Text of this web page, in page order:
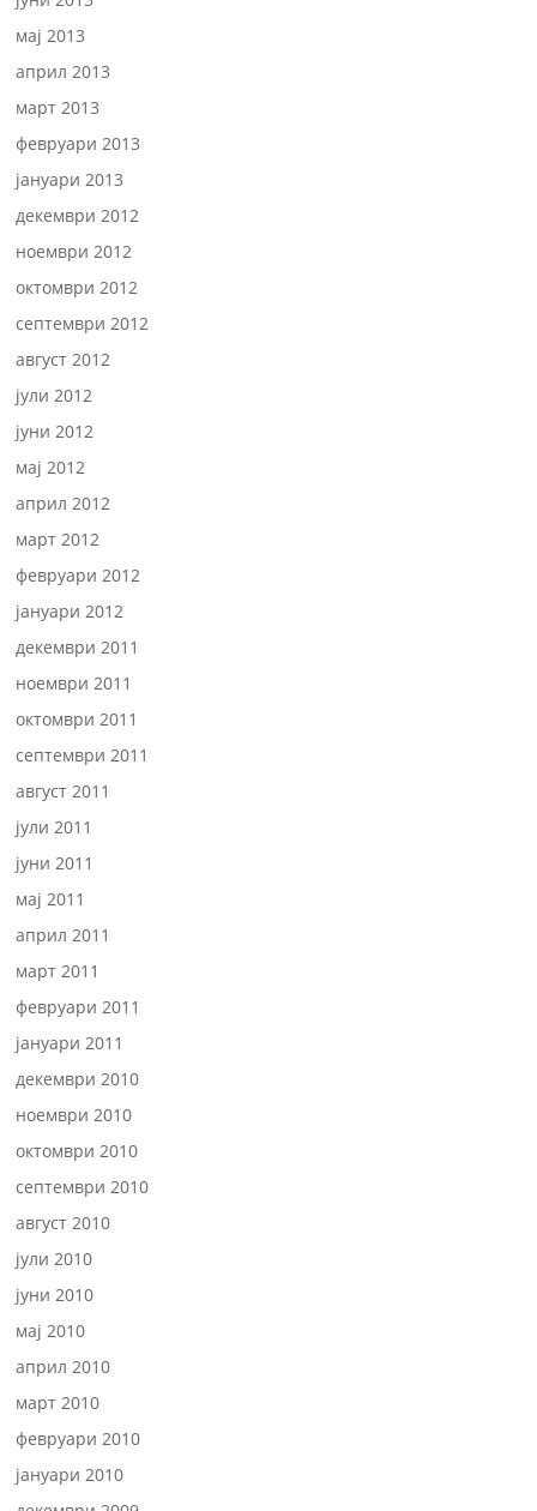
мај 2013
април 2013
март 2013
февруари 2013
јануари 2013
декември 2012
ноември 2012
октомври 2012
септември 2012
август 2012
јули 2012
јуни 2012
мај 2012
април 2012
март 2012
февруари 2012
јануари 2012
декември 2011
ноември 2011
октомври 2011
септември 2011
август 2011
јули 2011
јуни 2011
мај 2011
април 2011
март 2011
февруари 2011
јануари 2011
декември 2010
ноември 2010
октомври 2010
септември 2010
август 2010
јули 2010
јуни 2010
мај 2010
април 2010
март 2010
февруари 2010
јануари 2010